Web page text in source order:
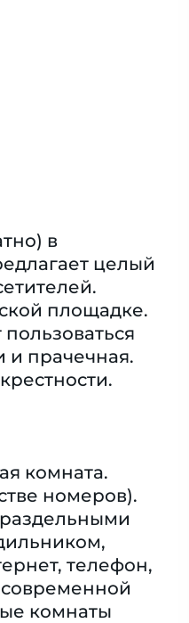
в
целый
площадке.
и прачечная.
комната.
номеров).
телефон,
современной
комнаты